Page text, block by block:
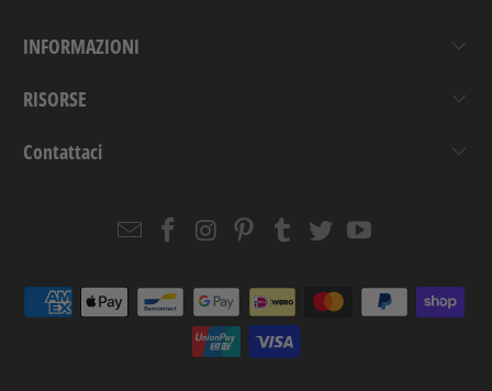
INFORMAZIONI
RISORSE
Contattaci
EmailStrapcode
Facebook
Strapcode
Instagram
Strapcode
Pinterest
Strapcode
Tumblr
Strapcode
TwitterYouTube